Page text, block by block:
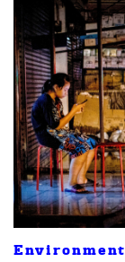
Environment